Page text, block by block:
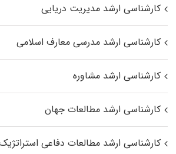
کارشناسی ارشد مدیریت دریایی
کارشناسی ارشد مدرسی معارف اسلامی
کارشناسی ارشد مشاوره
کارشناسی ارشد مطالعات جهان
کارشناسی ارشد مطالعات دفاعی